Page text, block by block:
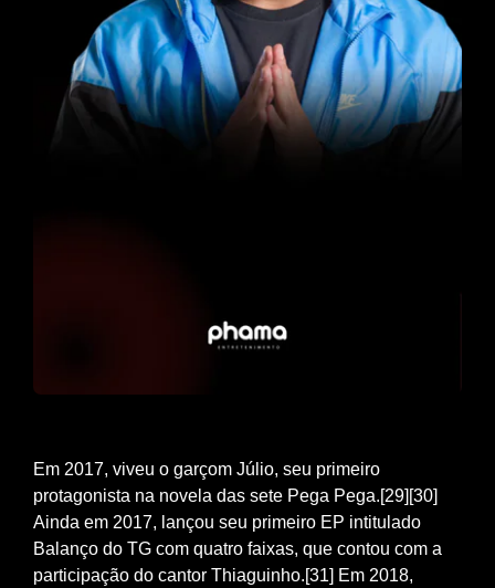
Em 2017, viveu o garçom Júlio, seu primeiro
protagonista na novela das sete Pega Pega.[29][30]
Ainda em 2017, lançou seu primeiro EP intitulado
Balanço do TG com quatro faixas, que contou com a
participação do cantor Thiaguinho.[31] Em 2018,